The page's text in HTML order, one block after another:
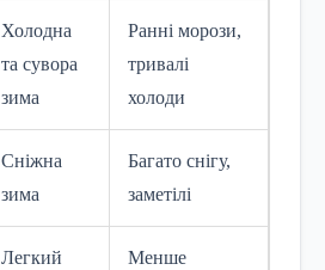
Холодна
та сувора
зима
Ранні морози,
тривалі
холоди
Сніжна
зима
Багато снігу,
заметілі
Легкий
Менше